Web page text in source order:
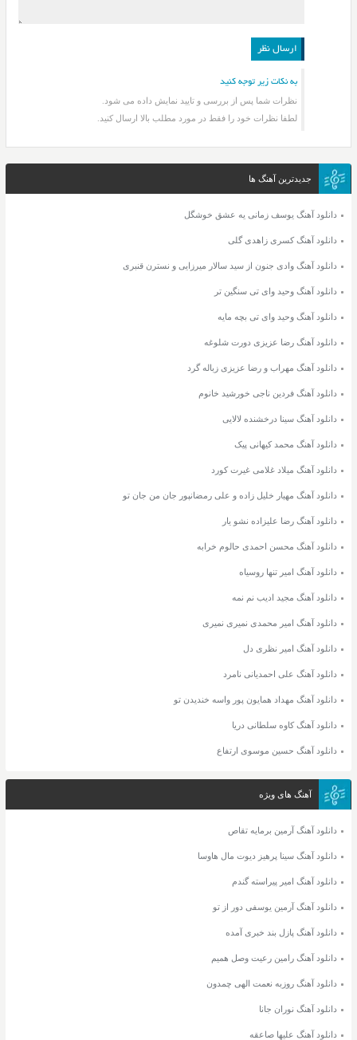
به نکات زیر توجه کنید
نظرات شما پس از بررسی و تایید نمایش داده می شود.
لطفا نظرات خود را فقط در مورد مطلب بالا ارسال کنید.
جدیدترین آهنگ ها
دانلود آهنگ یوسف زمانی یه عشق خوشگل
دانلود آهنگ کسری زاهدی گلی
دانلود آهنگ وادی جنون از سید سالار میرزایی و نسترن قنبری
دانلود آهنگ وحید وای تی سنگین تر
دانلود آهنگ وحید وای تی بچه مایه
دانلود آهنگ رضا عزیزی دورت شلوغه
دانلود آهنگ مهراب و رضا عزیزی زباله گرد
دانلود آهنگ فردین ناجی خورشید خانوم
دانلود آهنگ سینا درخشنده لالایی
دانلود آهنگ محمد کیهانی پیک
دانلود آهنگ میلاد غلامی غیرت کورد
دانلود آهنگ مهیار خلیل زاده و علی رمضانپور جان من جان تو
دانلود آهنگ رضا علیزاده نشو یار
دانلود آهنگ محسن احمدی حالوم خرابه
دانلود آهنگ امیر تنها روسیاه
دانلود آهنگ مجید ادیب نم نمه
دانلود آهنگ امیر محمدی نمیری نمیری
دانلود آهنگ امیر نظری دل
دانلود آهنگ علی احمدیانی نامرد
دانلود آهنگ مهداد همایون پور واسه خندیدن تو
دانلود آهنگ کاوه سلطانی دریا
دانلود آهنگ حسین موسوی ارتفاع
آهنگ های ویژه
دانلود آهنگ آرمین برمایه تقاص
دانلود آهنگ سینا پرهیز دیوت مال هاوسا
دانلود آهنگ امیر پیراسته گندم
دانلود آهنگ آرمین یوسفی دور از تو
دانلود آهنگ پازل بند خبری آمده
دانلود آهنگ رامین رعیت وصل همیم
دانلود آهنگ روزبه نعمت الهی چمدون
دانلود آهنگ نوران جانا
دانلود آهنگ علیها صاعقه